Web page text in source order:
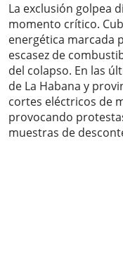
La exclusión golpea
momento crítico.
energética marcada
escasez de
del colapso. En las
de La Habana y
cortes eléctricos de
provocando
muestras de